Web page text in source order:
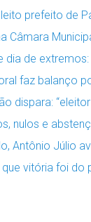
prefeito de
Câmara
dia de
faz balanço
dispara:
nulos e
Antônio Júlio
que vitória foi